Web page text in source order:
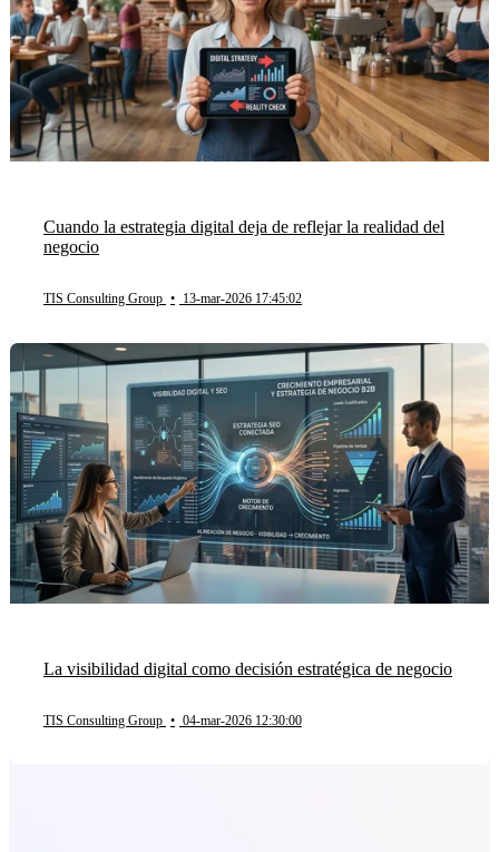
Cuando la estrategia digital deja de reflejar la realidad del
negocio
TIS Consulting Group • 13-mar-2026 17:45:02
La visibilidad digital como decisión estratégica de negocio
TIS Consulting Group • 04-mar-2026 12:30:00